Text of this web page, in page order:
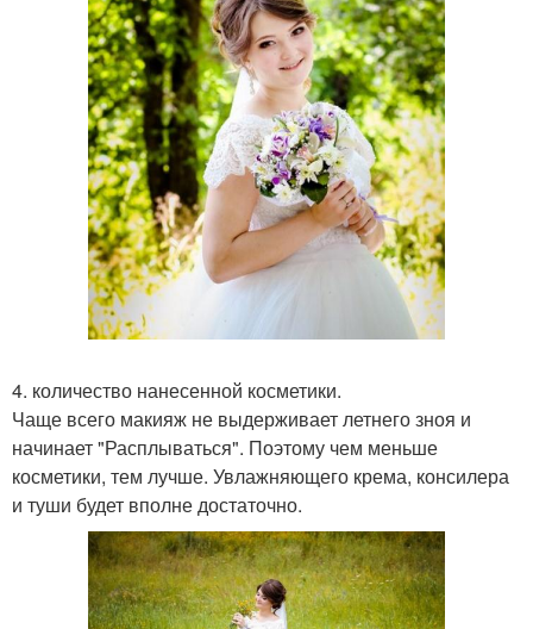
4. количество нанесенной косметики.
Чаще всего макияж не выдерживает летнего зноя и
начинает "Расплываться". Поэтому чем меньше
косметики, тем лучше. Увлажняющего крема, консилера
и туши будет вполне достаточно.